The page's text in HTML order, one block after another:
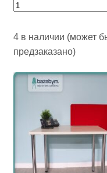
4 в наличии (может
предзаказано)